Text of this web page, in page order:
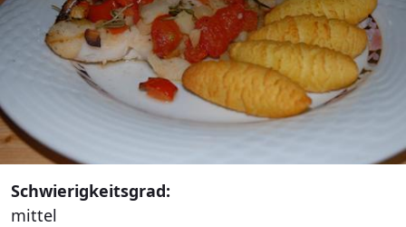
Schwierigkeitsgrad:
mittel